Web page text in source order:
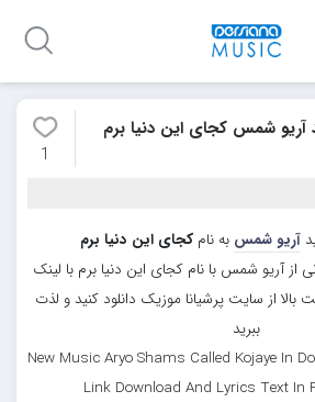
آریو شمس کجای این دنیا برم
1
آریو شمس به نام کجای این دنیا برم
از آریو شمس با نام کجای این دنیا برم با لینک
از سایت پرشیانا موزیک دانلود کنید و لذت
ببرید
New Music Aryo Shams Called Kojaye In
Link Download And Lyrics Text In